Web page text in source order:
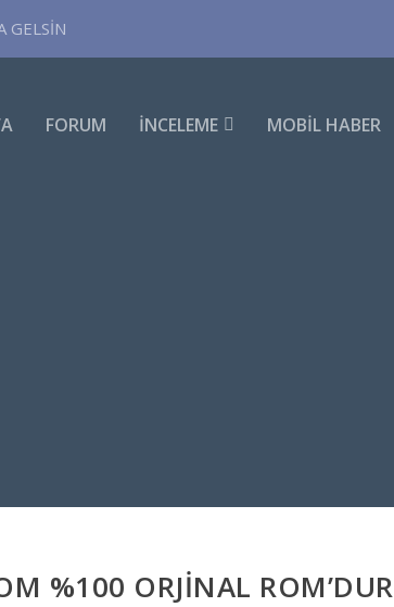
GELSİN
FORUM İNCELEME MOBIL HABER
%100 ORJİNAL ROM’DUR